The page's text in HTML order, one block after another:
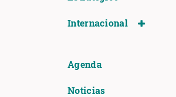
Internacional
Agenda
Noticias